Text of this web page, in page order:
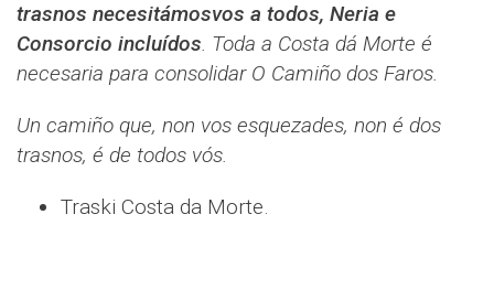
trasnos necesitámosvos a todos, Neria e
Consorcio incluídos. Toda a Costa dá Morte é
necesaria para consolidar O Camiño dos Faros.
Un camiño que, non vos esquezades, non é dos
trasnos, é de todos vós.
Traski Costa da Morte.